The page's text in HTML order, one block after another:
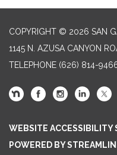
COPYRIGHT © 2026 SAN
1145 N. AZUSA CANYON
TELEPHONE (626) 814-
WEBSITE ACCESSIBILITY
POWERED BY